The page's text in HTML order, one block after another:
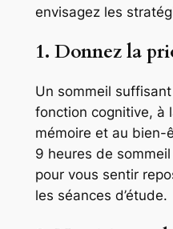
envisagez les
1. Donnez la
Un sommeil
fonction cognitive, à
mémoire et au bien-
9 heures de
pour vous sentir
les séances d’étude.